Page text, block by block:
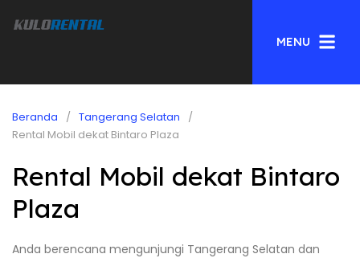
MENU
Beranda
Tangerang Selatan
Rental Mobil dekat Bintaro Plaza
Rental Mobil dekat Bintaro
Plaza
Anda berencana mengunjungi Tangerang Selatan dan